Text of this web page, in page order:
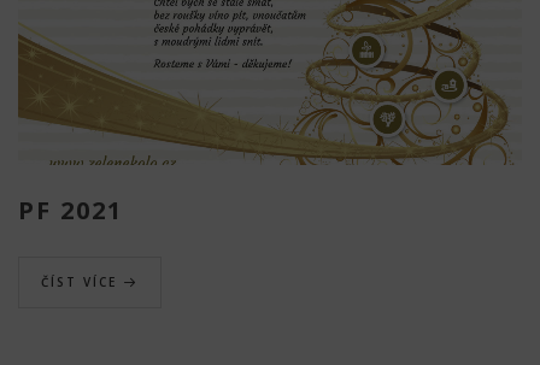
PF 2021
ČÍST VÍCE